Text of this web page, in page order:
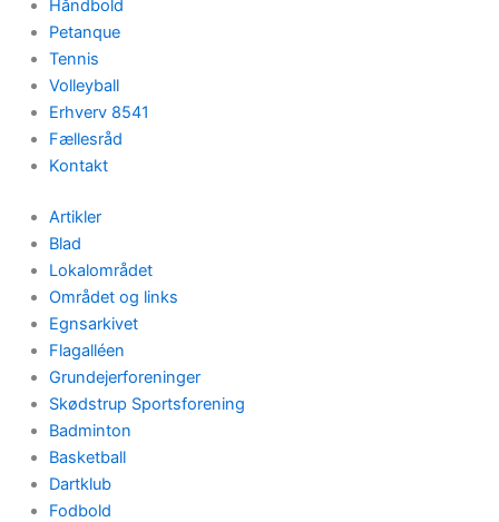
Håndbold
Petanque
Tennis
Volleyball
Erhverv 8541
Fællesråd
Kontakt
Artikler
Blad
Lokalområdet
Området og links
Egnsarkivet
Flagalléen
Grundejerforeninger
Skødstrup Sportsforening
Badminton
Basketball
Dartklub
Fodbold